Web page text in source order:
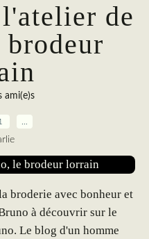
de
ami(e)s
broderie avec bonheur et
à découvrir sur le
Le blog d'un homme